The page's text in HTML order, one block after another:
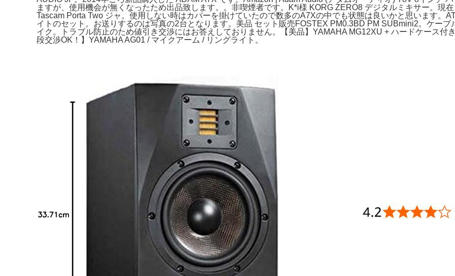
ますが、使用機会が無くなったため出品致します。。非喫煙者です。K*i様 KORG ZERO8 デジタルミキサー。現
Tascam Porta Two ジャ。使用しない時はカバーを掛けていたので数多のA7Xの中でも状態は良いかと思います。
イトのセット。お送りするのは写真の2台となります。美品 セット販売FOSTEX PM0.3BD PM SUBmini2。ケー
イク。トラブル防止のため値引き交渉にはお答えしておりません。【美品】YAMAHA MG12XU + ハードケース付
段交渉OK！】YAMAHA AG01 / マイクアーム / リングライト。